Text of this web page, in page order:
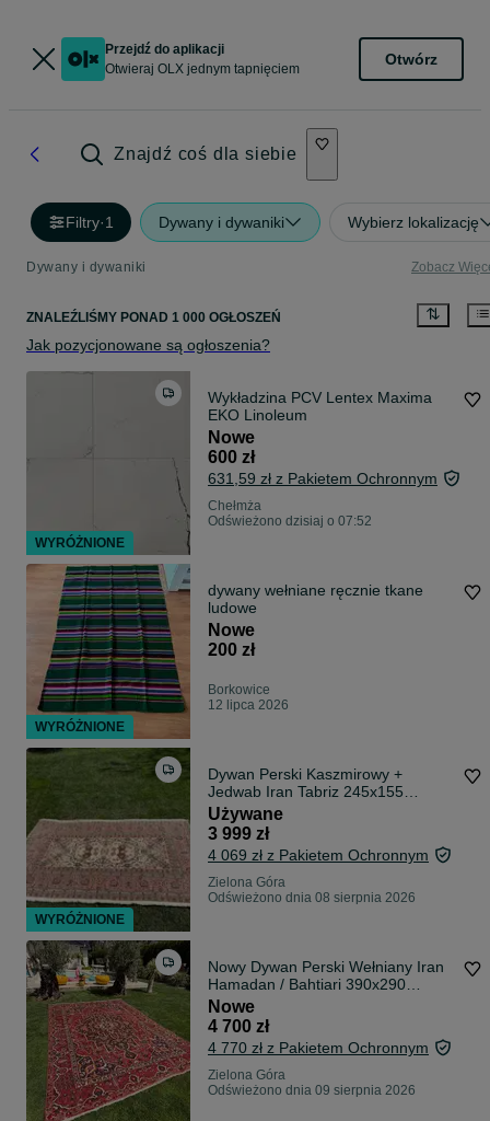
Przejdź do aplikacji
Otwieraj OLX jednym tapnięciem
Otwórz
Znajdź coś dla siebie
Filtry·1 Dywany i dywaniki Wybierz lokalizację
Dywany i dywaniki Zobacz
ZNALEŹLIŚMY PONAD 1 000 OGŁOSZEŃ
Jak pozycjonowane są ogłoszenia?
Wykładzina PCV Lentex Maxima
EKO Linoleum
Nowe
600 zł
631,59 zł z Pakietem Ochronnym
Chełmża
Odświeżono dzisiaj o 07:52
dywany wełniane ręcznie tkane
ludowe
Nowe
200 zł
Borkowice
12 lipca 2026
Dywan Perski Kaszmirowy +
Jedwab Iran Tabriz 245x155
NAJTANIEJ W POLSCE
Używane
3 999 zł
4 069 zł z Pakietem Ochronnym
Zielona Góra
Odświeżono dnia 08 sierpnia 2026
Nowy Dywan Perski Wełniany Iran
Hamadan / Bahtiari 390x290
NAJTANIEJ W PL
Nowe
4 700 zł
4 770 zł z Pakietem Ochronnym
Zielona Góra
Odświeżono dnia 09 sierpnia 2026
WYRÓŻNIONE
WYRÓŻNIONE
WYRÓŻNIONE